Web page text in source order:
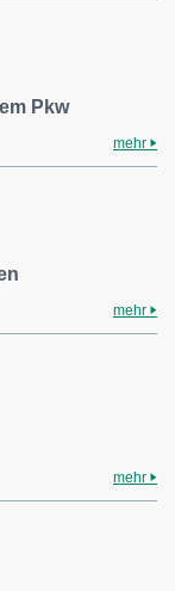
Pkw
mehr
mehr
mehr